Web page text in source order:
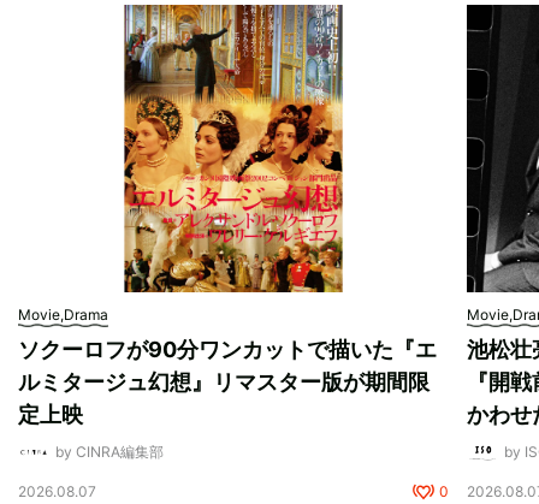
Movie,Drama
ソクーロフが90分ワンカットで描いた『エ
ルミタージュ幻想』リマスター版が期間限
定上映
by CINRA編集部
2026.08.07 0
池松壮
『開
かわせ
by